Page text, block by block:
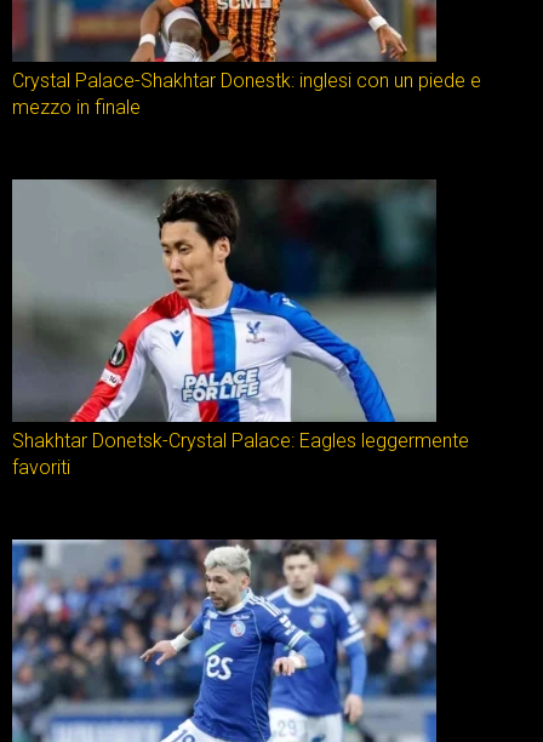
Crystal Palace-Shakhtar Donestk: inglesi con un piede e
mezzo in finale
Shakhtar Donetsk-Crystal Palace: Eagles leggermente
favoriti